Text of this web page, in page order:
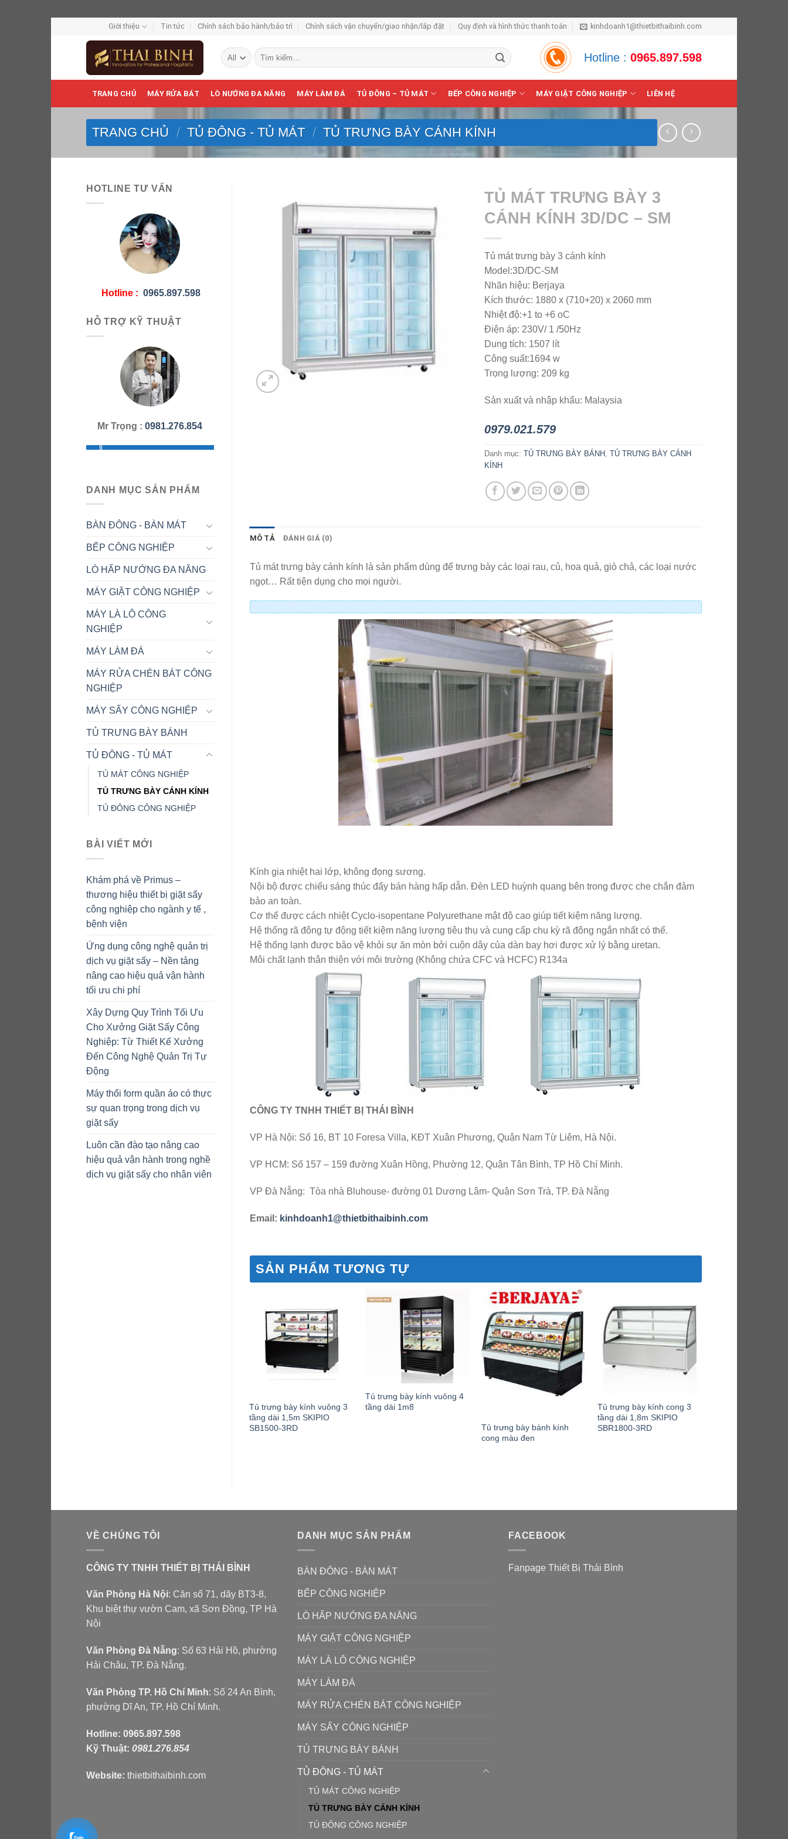
Giới thiệu Tin tức Chính sách bảo hành/bảo trì Chính sách vận chuyển/giao nhận/lắp đặt Quy định và hình thức thanh toán kinhdoanh1@thietbithaibinh.com
Tìm
kiếm:
Hotline : 0965.897.598
TRANG CHỦ MÁY RỬA BÁT LÒ NƯỚNG ĐA NĂNG MÁY LÀM ĐÁ TỦ ĐÔNG – TỦ MÁT BẾP CÔNG NGHIỆP MÁY GIẶT CÔNG NGHIỆP LIÊN HỆ
TRANG CHỦ / TỦ ĐÔNG - TỦ MÁT / TỦ TRƯNG BÀY CÁNH KÍNH
HOTLINE TƯ VẤN
Hotline :0965.897.598
HỖ TRỢ KỸ THUẬT
Mr Trọng :0981.276.854
DANH MỤC SẢN PHẨM
BÀN ĐÔNG - BÀN MÁT
BẾP CÔNG NGHIỆP
LÒ HẤP NƯỚNG ĐA NĂNG
MÁY GIẶT CÔNG NGHIỆP
MÁY LÀ LÔ CÔNG
NGHIỆP
MÁY LÀM ĐÁ
MÁY RỬA CHÉN BÁT CÔNG
NGHIỆP
MÁY SẤY CÔNG NGHIỆP
TỦ TRƯNG BÀY BÁNH
TỦ ĐÔNG - TỦ MÁT
TỦ MÁT CÔNG NGHIỆP
TỦ TRƯNG BÀY CÁNH KÍNH
TỦ ĐÔNG CÔNG NGHIỆP
BÀI VIẾT MỚI
Khám phá về Primus –
thương hiệu thiết bị giặt sấy
công nghiệp cho ngành y tế ,
bệnh viện
Ứng dụng công nghệ quản trị
dịch vụ giặt sấy – Nền tảng
nâng cao hiệu quả vận hành
tối ưu chi phí
Xây Dựng Quy Trình Tối Ưu
Cho Xưởng Giặt Sấy Công
Nghiệp: Từ Thiết Kế Xưởng
Đến Công Nghệ Quản Trị Tự
Động
Máy thổi form quần áo có thực
sự quan trọng trong dịch vụ
giặt sấy
Luôn cần đào tạo nâng cao
hiệu quả vận hành trong nghề
dịch vụ giặt sấy cho nhân viên
TỦ MÁT TRƯNG BÀY 3
CÁNH KÍNH 3D/DC – SM
Tủ mát trưng bày 3 cánh kính
Model:3D/DC-SM
Nhãn hiệu: Berjaya
Kích thước: 1880 x (710+20) x 2060 mm
Nhiệt độ:+1 to +6 oC
Điện áp: 230V/ 1 /50Hz
Dung tích: 1507 lít
Công suất:1694 w
Trọng lượng: 209 kg
Sản xuất và nhập khẩu: Malaysia
0979.021.579
Danh mục:TỦ TRƯNG BÀY BÁNH ,TỦ TRƯNG BÀY CÁNH
KÍNH
MÔ TẢ ĐÁNH GIÁ (0)
Tủ mát trưng bày cánh kính là sản phẩm dùng để trưng bày các loại rau, củ, hoa quả, giò chả, các loại nước
ngọt… Rất tiện dụng cho mọi người.
Kính gia nhiệt hai lớp, không đọng sương.
Nội bộ được chiếu sáng thúc đẩy bán hàng hấp dẫn. Đèn LED huỳnh quang bên trong được che chắn đảm
bảo an toàn.
Cơ thể được cách nhiệt Cyclo-isopentane Polyurethane mật độ cao giúp tiết kiệm năng lượng.
Hệ thống rã đông tự động tiết kiệm năng lượng tiêu thụ và cung cấp chu kỳ rã đông ngắn nhất có thể.
Hệ thống lạnh được bảo vệ khỏi sự ăn mòn bởi cuộn dây của dàn bay hơi được xử lý bằng uretan.
Môi chất lạnh thân thiện với môi trường (Không chứa CFC và HCFC) R134a
CÔNG TY TNHH THIẾT BỊ THÁI BÌNH
VP Hà Nội: Số 16, BT 10 Foresa Villa, KĐT Xuân Phương, Quận Nam Từ Liêm, Hà Nội.
VP HCM: Số 157 – 159 đường Xuân Hồng, Phường 12, Quận Tân Bình, TP Hồ Chí Minh.
VP Đà Nẵng: Tòa nhà Bluhouse- đường 01 Dương Lâm- Quận Sơn Trà, TP. Đà Nẵng
Email: kinhdoanh1@thietbithaibinh.com
SẢN PHẨM TƯƠNG TỰ
Tủ trưng bày kính vuông 3
tầng dài 1,5m SKIPIO
SB1500-3RD
Tủ trưng bày kính vuông 4
tầng dài 1m8
Tủ trưng bày bánh kính
cong màu đen
Tủ trưng bày kính cong 3
tầng dài 1,8m SKIPIO
SBR1800-3RD
VỀ CHÚNG TÔI
CÔNG TY TNHH THIẾT BỊ THÁI BÌNH
Văn Phòng Hà Nội: Căn số 71, dãy BT3-8,
Khu biệt thự vườn Cam, xã Sơn Đồng, TP Hà
Nội
Văn Phòng Đà Nẵng: Số 63 Hải Hồ, phường
Hải Châu, TP. Đà Nẵng.
Văn Phòng TP. Hồ Chí Minh: Số 24 An Bình,
phường Dĩ An, TP. Hồ Chí Minh.
Hotline: 0965.897.598
Kỹ Thuật: 0981.276.854
Website: thietbithaibinh.com
DANH MỤC SẢN PHẨM
BÀN ĐÔNG - BÀN MÁT
BẾP CÔNG NGHIỆP
LÒ HẤP NƯỚNG ĐA NĂNG
MÁY GIẶT CÔNG NGHIỆP
MÁY LÀ LÔ CÔNG NGHIỆP
MÁY LÀM ĐÁ
MÁY RỬA CHÉN BÁT CÔNG NGHIỆP
MÁY SẤY CÔNG NGHIỆP
TỦ TRƯNG BÀY BÁNH
TỦ ĐÔNG - TỦ MÁT
TỦ MÁT CÔNG NGHIỆP
TỦ TRƯNG BÀY CÁNH KÍNH
TỦ ĐÔNG CÔNG NGHIỆP
FACEBOOK
Fanpage Thiết Bị Thái Bình